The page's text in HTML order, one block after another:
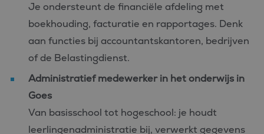
Je ondersteunt de financiële afdeling met
boekhouding, facturatie en rapportages. Denk
aan functies bij accountantskantoren, bedrijven
of de Belastingdienst.
Administratief medewerker in het onderwijs in
Goes
Van basisschool tot hogeschool: je houdt
leerlingenadministratie bij, verwerkt gegevens